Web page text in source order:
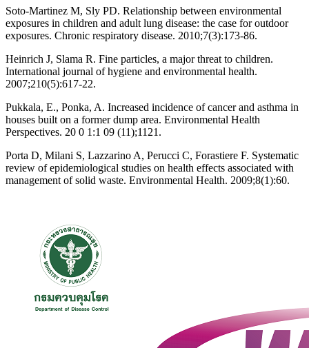
Soto-Martinez M, Sly PD. Relationship between environmental
exposures in children and adult lung disease: the case for outdoor
exposures. Chronic respiratory disease. 2010;7(3):173-86.
Heinrich J, Slama R. Fine particles, a major threat to children.
International journal of hygiene and environmental health.
2007;210(5):617-22.
Pukkala, E., Ponka, A. Increased incidence of cancer and asthma in
houses built on a former dump area. Environmental Health
Perspectives. 20 0 1:1 09 (11);1121.
Porta D, Milani S, Lazzarino A, Perucci C, Forastiere F. Systematic
review of epidemiological studies on health effects associated with
management of solid waste. Environmental Health. 2009;8(1):60.